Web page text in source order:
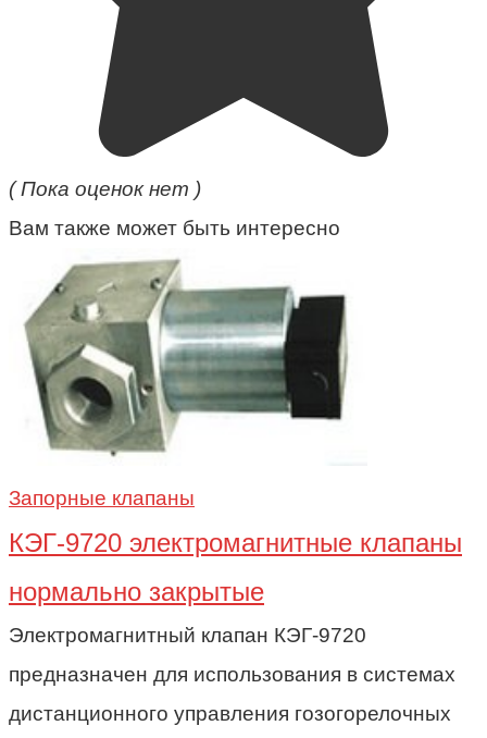
( Пока оценок нет )
Вам также может быть интересно
Запорные клапаны
КЭГ-9720 электромагнитные клапаны
нормально закрытые
Электромагнитный клапан КЭГ-9720
предназначен для использования в системах
дистанционного управления гозогорелочных